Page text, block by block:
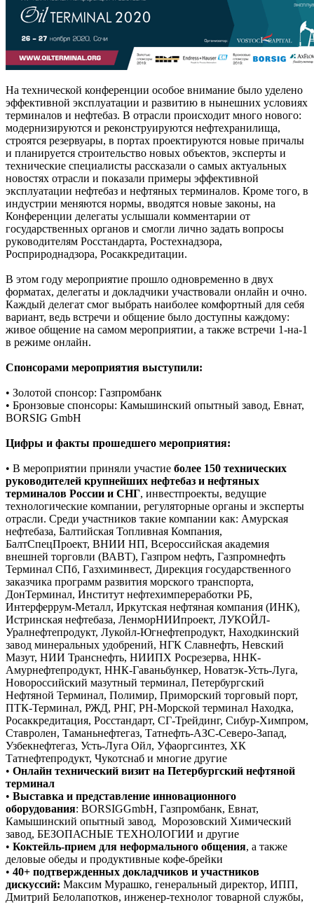
На технической конференции особое внимание было уделено
эффективной эксплуатации и развитию в нынешних условиях
терминалов и нефтебаз. В отрасли происходит много нового:
модернизируются и реконструируются нефтехранилища,
строятся резервуары, в портах проектируются новые причалы
и планируется строительство новых объектов, эксперты и
технические специалисты рассказали о самых актуальных
новостях отрасли и показали примеры эффективной
эксплуатации нефтебаз и нефтяных терминалов. Кроме того, в
индустрии меняются нормы, вводятся новые законы, на
Конференции делегаты услышали комментарии от
государственных органов и смогли лично задать вопросы
руководителям Росстандарта, Ростехнадзора,
Росприроднадзора, Росаккредитации.
В этом году мероприятие прошло одновременно в двух
форматах, делегаты и докладчики участвовали онлайн и очно.
Каждый делегат смог выбрать наиболее комфортный для себя
вариант, ведь встречи и общение было доступны каждому:
живое общение на самом мероприятии, а также встречи 1-на-1
в режиме онлайн.
Спонсорами мероприятия выступили:
• Золотой спонсор: Газпромбанк
• Бронзовые спонсоры: Камышинский опытный завод, Евнат,
BORSIG GmbH
Цифры и факты прошедшего мероприятия:
• В мероприятии приняли участие более 150 технических
руководителей крупнейших нефтебаз и нефтяных
терминалов России и СНГ, инвестпроекты, ведущие
технологические компании, регуляторные органы и эксперты
отрасли. Среди участников такие компании как: Амурская
нефтебаза, Балтийская Топливная Компания,
БалтСпецПроект, ВНИИ НП, Всероссийская академия
внешней торговли (ВАВТ), Газпром нефть, Газпромнефть
Терминал СПб, Газхиминвест, Дирекция государственного
заказчика программ развития морского транспорта,
ДонТерминал, Институт нефтехимпереработки РБ,
Интерферрум-Металл, Иркутская нефтяная компания (ИНК),
Истринская нефтебаза, ЛенморНИИпроект, ЛУКОЙЛ-
Уралнефтепродукт, Лукойл-Югнефтепродукт, Находкинский
завод минеральных удобрений, НГК Славнефть, Невский
Мазут, НИИ Транснефть, НИИПХ Росрезерва, ННК-
Амурнефтепродукт, ННК-Гаваньбункер, Новатэк-Усть-Луга,
Новороссийский мазутный терминал, Петербургский
Нефтяной Терминал, Полимир, Приморский торговый порт,
ПТК-Терминал, РЖД, РНГ, РН-Морской терминал Находка,
Росаккредитация, Росстандарт, СГ-Трейдинг, Сибур-Химпром,
Ставролен, Таманьнефтегаз, Татнефть-АЗС-Северо-Запад,
Узбекнефтегаз, Усть-Луга Ойл, Уфаоргсинтез, ХК
Татнефтепродукт, Чукотснаб и многие другие
• Онлайн технический визит на Петербургский нефтяной
терминал
• Выставка и представление инновационного
оборудования: BORSIGGmbH, Газпромбанк, Евнат,
Камышинский опытный завод, Морозовский Химический
завод, БЕЗОПАСНЫЕ ТЕХНОЛОГИИ и другие
• Коктейль-прием для неформального общения, а также
деловые обеды и продуктивные кофе-брейки
• 40+ подтвержденных докладчиков и участников
дискуссий: Максим Мурашко, генеральный директор, ИПП,
Дмитрий Белолапотков, инженер-технолог товарной службы,